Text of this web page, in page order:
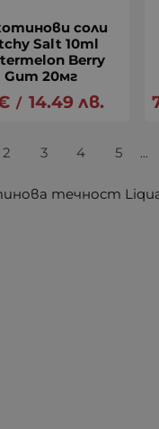
соли
Salt 10ml
Berry
Gum 20мг
/ 14.49 лв.
2 3 4 5 ...
течност